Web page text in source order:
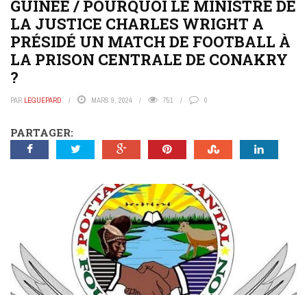
GUINEE / POURQUOI LE MINISTRE DE
LA JUSTICE CHARLES WRIGHT A
PRÉSIDÉ UN MATCH DE FOOTBALL À
LA PRISON CENTRALE DE CONAKRY
?
PAR LEGUEPARD MARS 9, 2024 751 0
PARTAGER: